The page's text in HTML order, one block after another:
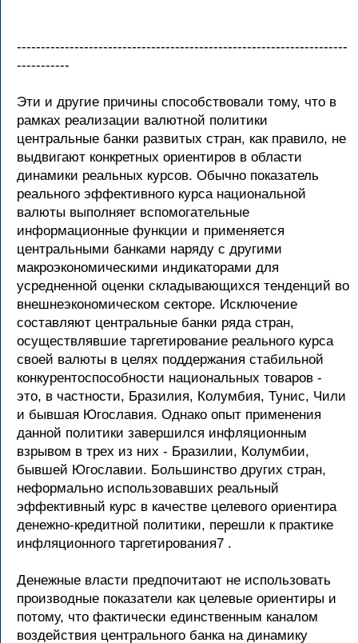
---------------------------------------------------------------------
-----------
Эти и другие причины способствовали тому, что в
рамках реализации валютной политики
центральные банки развитых стран, как правило, не
выдвигают конкретных ориентиров в области
динамики реальных курсов. Обычно показатель
реального эффективного курса национальной
валюты выполняет вспомогательные
информационные функции и применяется
центральными банками наряду с другими
макроэкономическими индикаторами для
усредненной оценки складывающихся тенденций во
внешнеэкономическом секторе. Исключение
составляют центральные банки ряда стран,
осуществлявшие таргетирование реального курса
своей валюты в целях поддержания стабильной
конкурентоспособности национальных товаров -
это, в частности, Бразилия, Колумбия, Тунис, Чили
и бывшая Югославия. Однако опыт применения
данной политики завершился инфляционным
взрывом в трех из них - Бразилии, Колумбии,
бывшей Югославии. Большинство других стран,
неформально использовавших реальный
эффективный курс в качестве целевого ориентира
денежно-кредитной политики, перешли к практике
инфляционного таргетирования7 .
Денежные власти предпочитают не использовать
производные показатели как целевые ориентиры и
потому, что фактически единственным каналом
воздействия центрального банка на динамику